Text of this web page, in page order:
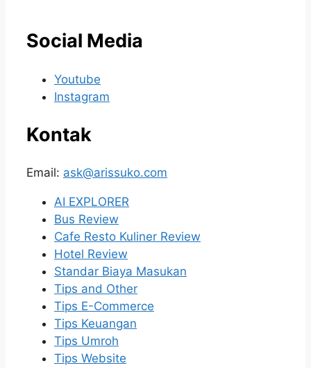
Social Media
Youtube
Instagram
Kontak
Email: ask@arissuko.com
AI EXPLORER
Bus Review
Cafe Resto Kuliner Review
Hotel Review
Standar Biaya Masukan
Tips and Other
Tips E-Commerce
Tips Keuangan
Tips Umroh
Tips Website